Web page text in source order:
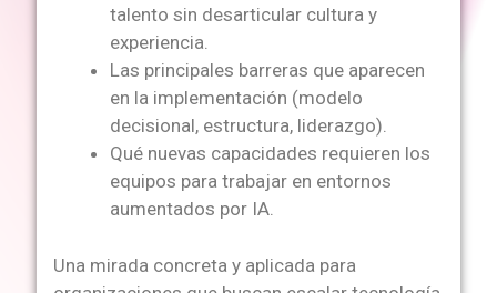
talento sin desarticular cultura y
experiencia.
Las principales barreras que aparecen
en la implementación (modelo
decisional, estructura, liderazgo).
Qué nuevas capacidades requieren los
equipos para trabajar en entornos
aumentados por IA.
Una mirada concreta y aplicada para